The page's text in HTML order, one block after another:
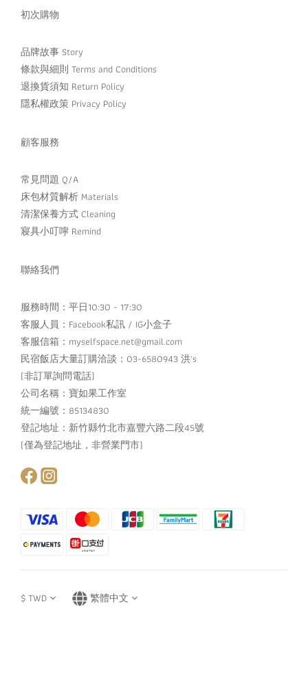
初次購物
品牌故事 Story
條款與細則 Terms and Conditions
退換貨須知 Return Policy
隱私權政策 Privacy Policy
顧客服務
常見問題 Q/A
床包材質解析 Materials
清潔保養方式 Cleaning
寢具小叮嚀 Remind
聯絡我們
服務時間：平日10:30 - 17:30
客服人員： Facebook私訊 / IG小盒子
客服信箱：myselfspace.net@gmail.com
民宿飯店大量訂購洽談：03-6580943 洪's
(非訂單詢問電話)
公司名稱：寶如果工作室
統一編號：85134830
登記地址：新竹縣竹北市嘉豐六路二段45號
(僅為登記地址，非營業門市)
$TWD 繁體中文